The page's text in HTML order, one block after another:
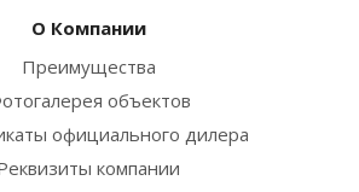
О Компании
Преимущества
объектов
официального дилера
компании